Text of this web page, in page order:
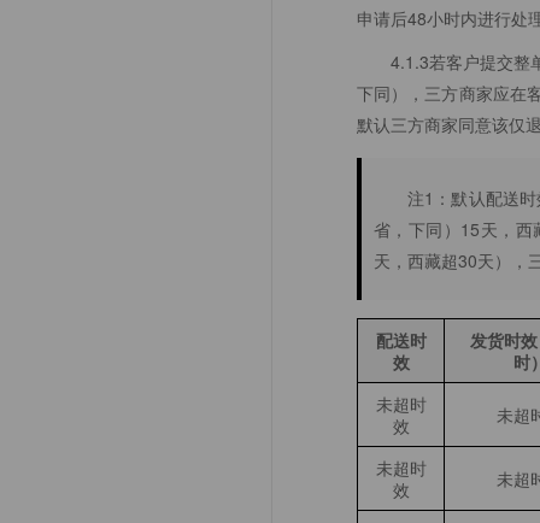
申请后48小时内进行处
4.1.3若客户提交整
下同），三方商家应在
默认三方商家同意该仅
注1：默认配送
省，下同）15天，
天，西藏超30天），
配送时
效
发货时
时
未超时
效
未超
未超时
效
未超